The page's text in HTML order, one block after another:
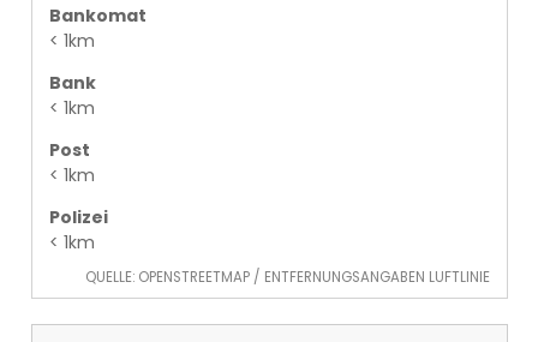
Bankomat
< 1km
Bank
< 1km
Post
< 1km
Polizei
< 1km
QUELLE: OPENSTREETMAP / ENTFERNUNGSANGABEN LUFTLINIE